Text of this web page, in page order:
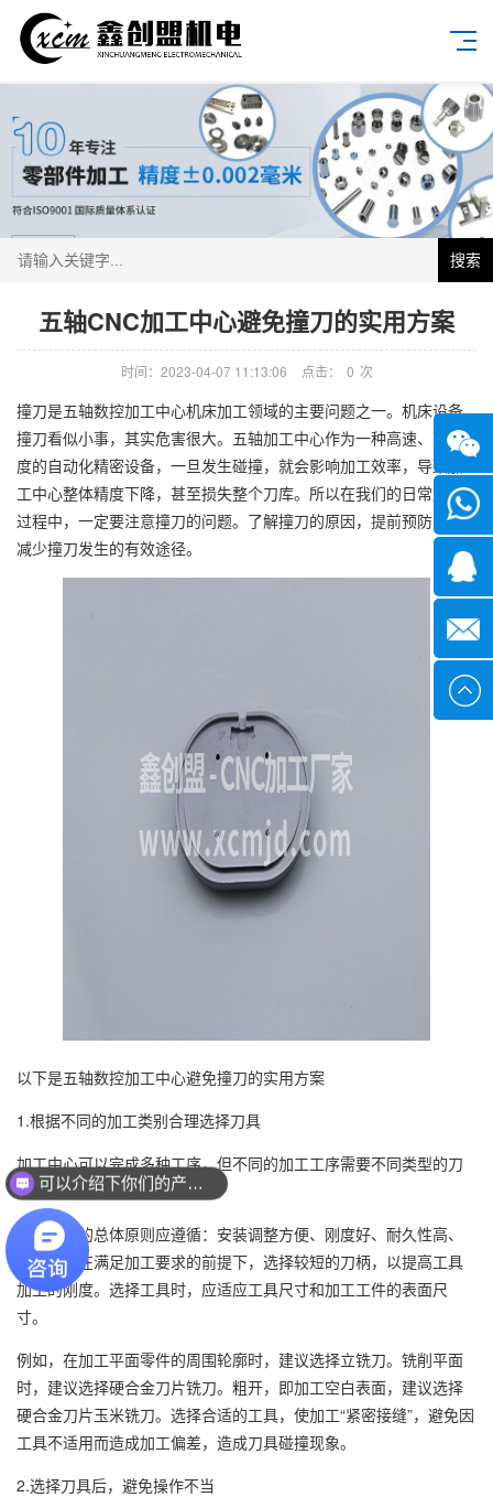
搜索
五轴CNC加工中心避免撞刀的实用方案
时间：2023-04-07 11:13:06 点击： 0 次
撞刀是五轴数控加工中心机床加工领域的主要问题之一。机床设备
撞刀看似小事，其实危害很大。五轴加工中心作为一种高速、高精
度的自动化精密设备，一旦发生碰撞，就会影响加工效率，导致加
工中心整体精度下降，甚至损失整个刀库。所以在我们的日常加工
过程中，一定要注意撞刀的问题。了解撞刀的原因，提前预防，是
减少撞刀发生的有效途径。
以下是五轴数控加工中心避免撞刀的实用方案
1.根据不同的加工类别合理选择刀具
加工中心可以完成多种工序，但不同的加工工序需要不同类型的刀
具。
工具选择的总体原则应遵循：安装调整方便、刚度好、耐久性高、
精度高。在满足加工要求的前提下，选择较短的刀柄，以提高工具
加工的刚度。选择工具时，应适应工具尺寸和加工工件的表面尺
寸。
例如，在加工平面零件的周围轮廓时，建议选择立铣刀。铣削平面
时，建议选择硬合金刀片铣刀。粗开，即加工空白表面，建议选择
硬合金刀片玉米铣刀。选择合适的工具，使加工“紧密接缝”，避免因
工具不适用而造成加工偏差，造成刀具碰撞现象。
2.选择刀具后，避免操作不当
微信
可以介绍下你们的产品么？
你们是怎么收费的呢？